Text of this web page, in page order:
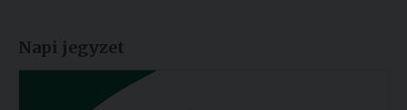
Napi jegyzet